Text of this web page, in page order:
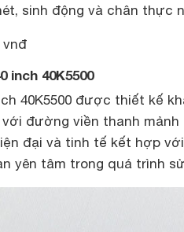
sinh động và chân thực
vnđ
inch 40K5500
40K5500 được thiết kế
đường viền thanh mảnh
đại và tinh tế kết hợp
yên tâm trong quá trình